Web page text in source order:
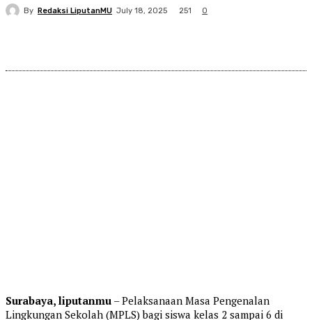
By Redaksi LiputanMU July 18, 2025 251 0
Surabaya, liputanmu – Pelaksanaan Masa Pengenalan
Lingkungan Sekolah (MPLS) bagi siswa kelas 2 sampai 6 di